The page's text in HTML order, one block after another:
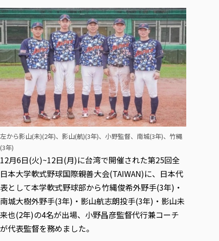
役員・評議員一覧
キャンパス案内
大学広報誌「TFU Newsletter 東北福祉大学通信」
初年次教育（リエゾンゼミⅠ）について
リエゾンゼミ・ナビ（テキスト等）
お役立ち情報（リンク集）
放射線モニタリング測定結果（国見キャンパス）
IR情報
学校教育法施行規則第172条の2に基づく情報公開
教職課程における情報の公表
学部・学科等設置計画履行状況報告書
情報公開規程
医療経営管理学科
仏教専修科
大学院
大学院
総合福祉学研究科 社会福祉学専攻 修士課程
総合福祉学研究科 社会福祉学専攻 博士課程
総合福祉学研究科 福祉心理学専攻 修士課程
教育学研究科 教育学専攻 修士課程
通信教育部
通信教育部
通信制大学院 総合福祉学研究科 社会福祉学専攻 修士課程
通信制大学院 総合福祉学研究科 福祉心理学専攻 修士課程
カリキュラム（学部・大学院）
その他の就学機会
学びの特徴
ICT教育
初年次教育（リエゾンゼミⅠ）
実学臨床教育（総合福祉学部のみ履修可能）
教育実践活動（教育学科学生のみ受講可能）
教員紹介・業績
学びのサポート
学びのサポート
学費（学部学科）
進路・就職支援
東北福祉大学のキャリア教育
採用ご担当者様へ
センター長の挨拶
求人の受付について
単独学内説明会のご案内
在学生の方
在学生の方
資格取得報奨制度について
東北福祉大学求人・インターンシップ検索サイト（キャリタス
卒業生の方
卒業生の方
卒業後のキャリア支援体制
在学生による訪問、情報提供へのご協力のお願い
卒業生アンケート
よくあるご質問
東北福祉大学のDNA
在学生インタビュー
大学指定団体紹介
海外留学・研修
外国人在学生
Prospective Students
学生支援センター国際交流の活動
スタッフ紹介
ニュース一覧
東北福祉大学の研究活動
東北福祉大学の研究活動
東北福祉大学の研究紹介
共同研究等をご検討の皆様へ
東北福祉大学の紀要・リポジトリ
東北福祉大学の紀要・リポジトリ
研究紀要
教職研究
東北福祉大学教育・教職センター特別支援教育研究年報一覧
芹沢銈介美術工芸館年報
東北福祉大学機関リポジトリ
東北福祉大学オープンアクセス方針
産学・産学官連携
産学・産学官連携
「高齢者のフレイル予防及びデジタルデバイド解消に向けた産
高齢者施設特化型モジュラー車いす開発
学生参加 × 産学官連携 ～ 「行学一如」の実践
社会貢献・地域連携活動
社会貢献・地域連携活動
社会貢献への取り組み
各種社会貢献活動の窓口
伝承講座「311『伝える／備える』次世代塾」
JICA草の根技術協力事業
被災地の子ども支援活動
生涯学習・社会人講座
自治体・団体等との主な協定
研究所について
研究者のご紹介
生涯教育・キャリア教育TOP
生涯学習・社会人講座
月例TFU実学臨床研究セミナー
特別支援教育研究室
TFU教育フォーラム
関連法人
取材について
施設利用
同窓会
Universal Passport
左から影山(未)(2年)、影山(航)(3年)、小野監督、南城(3年)、竹縄
(3年)
12月6日(火)~12日(月)に台湾で開催された第25回全
日本大学軟式野球国際親善大会(TAIWAN)に、日本代
表として本学軟式野球部から竹縄俊希外野手(3年)・
南城大樹外野手(3年)・影山航志朗投手(3年)・影山未
来也(2年)の4名が出場、小野昌彦監督代行兼コーチ
が代表監督を務めました。